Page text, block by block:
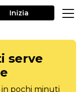
Inizia
serve
pochi minuti